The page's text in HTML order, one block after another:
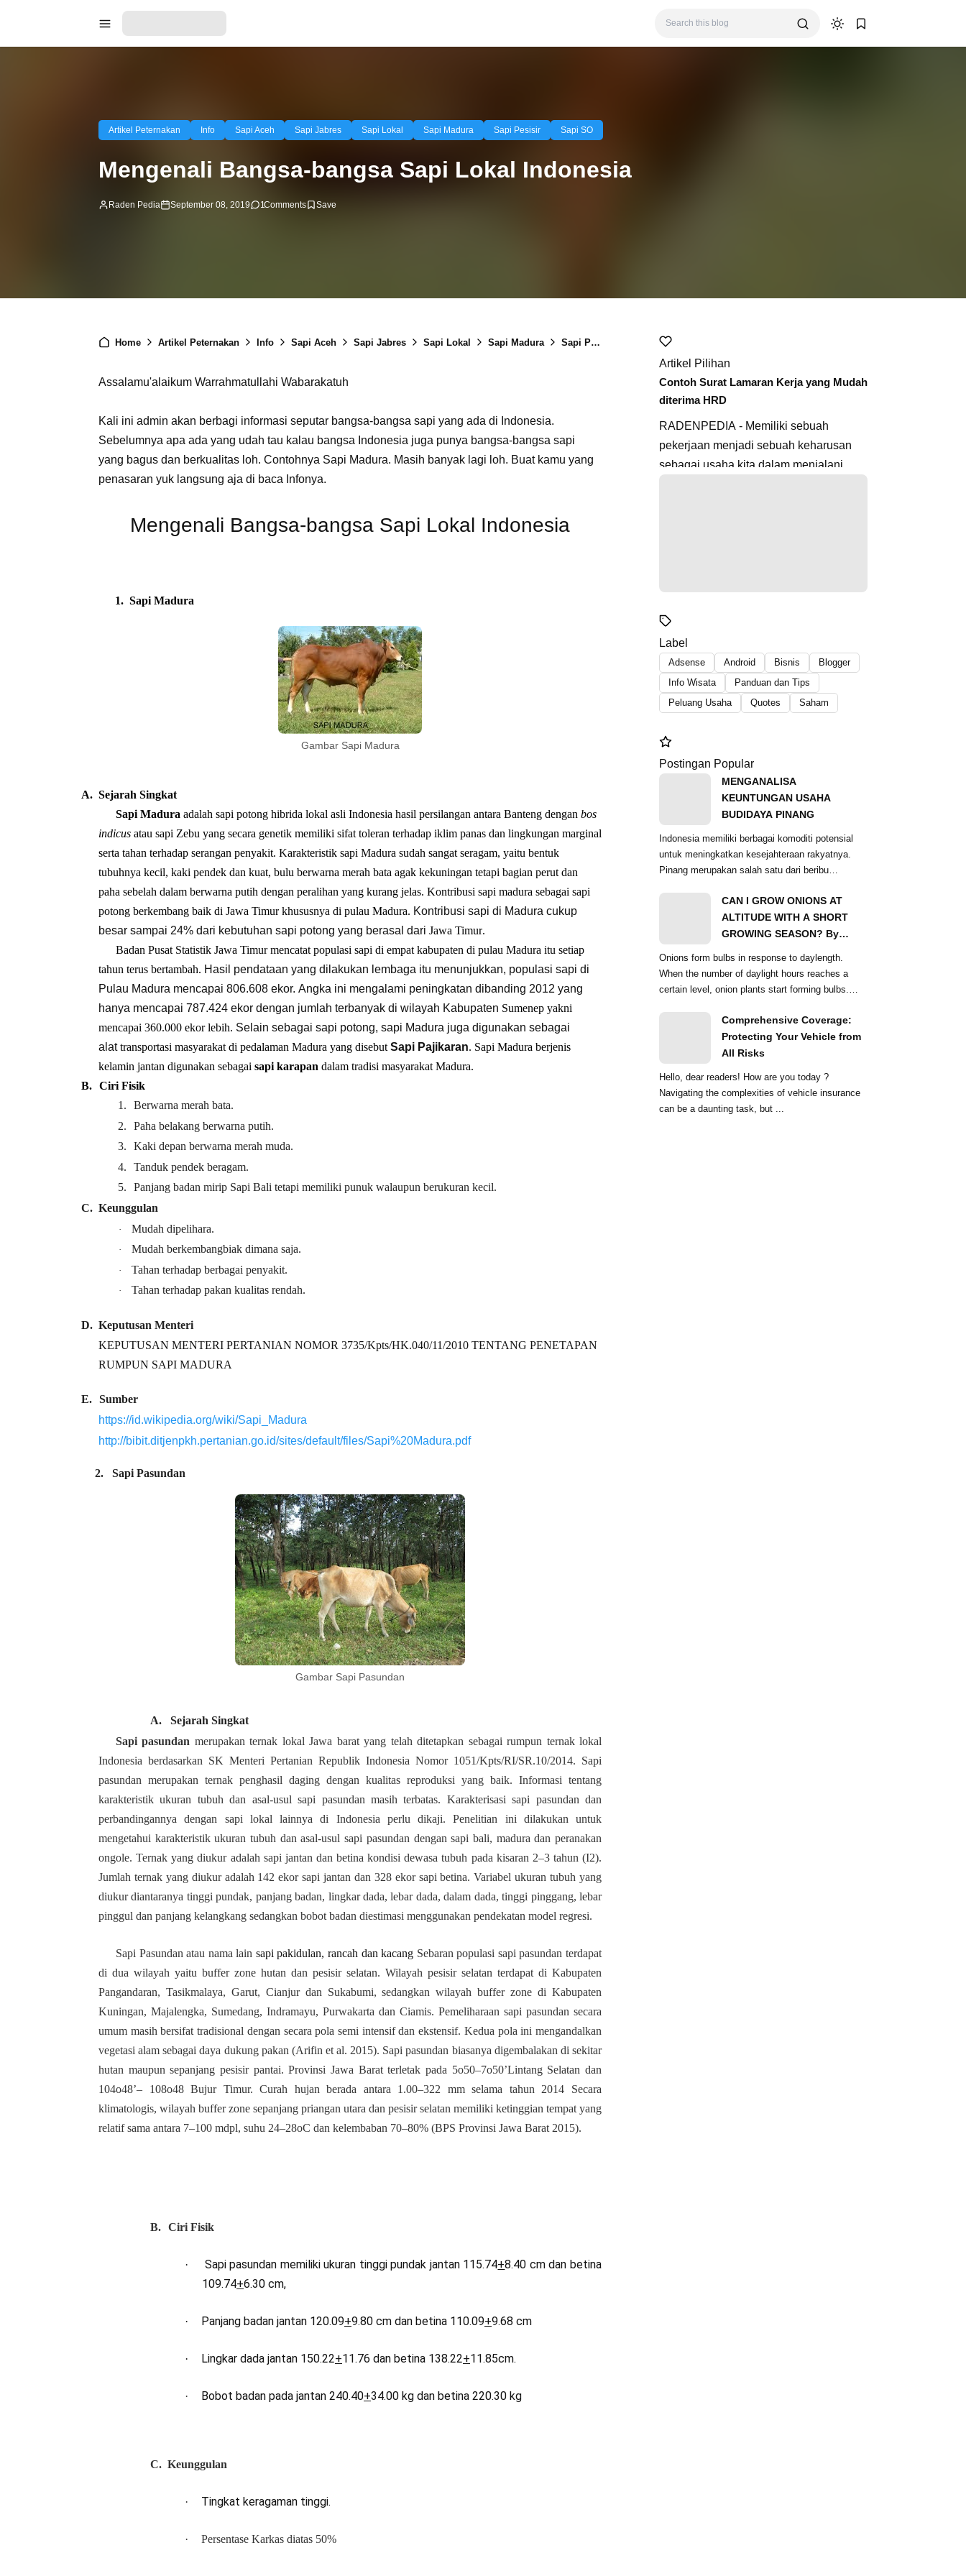
Artikel Peternakan Info Sapi Aceh Sapi Jabres Sapi Lokal Sapi Madura Sapi Pesisir Sapi SO
Mengenali Bangsa-bangsa Sapi Lokal Indonesia
Raden Pedia September 08, 2019 1Comments
Home Artikel Peternakan Info Sapi Aceh Sapi Jabres Sapi Lokal Sapi Madura Sapi Pesisir Sapi SO
Assalamu'alaikum Warrahmatullahi Wabarakatuh
Kali ini admin akan berbagi informasi seputar bangsa-bangsa sapi yang ada di Indonesia.
Sebelumnya apa ada yang udah tau kalau bangsa Indonesia juga punya bangsa-bangsa sapi
yang bagus dan berkualitas loh. Contohnya Sapi Madura. Masih banyak lagi loh. Buat kamu yang
penasaran yuk langsung aja di baca Infonya.
Mengenali Bangsa-bangsa Sapi Lokal Indonesia
1. Sapi Madura
Gambar Sapi Madura
A. Sejarah Singkat
Sapi Madura adalah sapi potong hibrida lokal asli Indonesia hasil persilangan antara Banteng dengan bos
indicus atau sapi Zebu yang secara genetik memiliki sifat toleran terhadap iklim panas dan lingkungan marginal
serta tahan terhadap serangan penyakit. Karakteristik sapi Madura sudah sangat seragam, yaitu bentuk
tubuhnya kecil, kaki pendek dan kuat, bulu berwarna merah bata agak kekuningan tetapi bagian perut dan
paha sebelah dalam berwarna putih dengan peralihan yang kurang jelas. Kontribusi sapi madura sebagai sapi
potong berkembang baik di Jawa Timur khususnya di pulau Madura. Kontribusi sapi di Madura cukup
besar sampai 24% dari kebutuhan sapi potong yang berasal dari Jawa Timur.
Badan Pusat Statistik Jawa Timur mencatat populasi sapi di empat kabupaten di pulau Madura itu setiap
tahun terus bertambah. Hasil pendataan yang dilakukan lembaga itu menunjukkan, populasi sapi di
Pulau Madura mencapai 806.608 ekor. Angka ini mengalami peningkatan dibanding 2012 yang
hanya mencapai 787.424 ekor dengan jumlah terbanyak di wilayah Kabupaten Sumenep yakni
mencapai 360.000 ekor lebih. Selain sebagai sapi potong, sapi Madura juga digunakan sebagai
alattransportasi masyarakat di pedalaman Madura yang disebut Sapi Pajikaran. Sapi Madura berjenis
kelamin jantan digunakan sebagai sapi karapan dalam tradisi masyarakat Madura.
B. Ciri Fisik
1.
Berwarna merah bata.
2.
Paha belakang berwarna putih.
3.
Kaki depan berwarna merah muda.
4.
Tanduk pendek beragam.
5.
Panjang badan mirip Sapi Bali tetapi memiliki punuk walaupun berukuran kecil.
C. Keunggulan
· Mudah dipelihara.
· Mudah berkembangbiak dimana saja.
· Tahan terhadap berbagai penyakit.
· Tahan terhadap pakan kualitas rendah.
D. Keputusan Menteri
KEPUTUSAN MENTERI PERTANIAN NOMOR 3735/Kpts/HK.040/11/2010 TENTANG PENETAPAN
RUMPUN SAPI MADURA
E. Sumber
https://id.wikipedia.org/wiki/Sapi_Madura
http://bibit.ditjenpkh.pertanian.go.id/sites/default/files/Sapi%20Madura.pdf
2. Sapi Pasundan
Gambar Sapi Pasundan
A.
Sejarah Singkat
Sapi pasundan merupakan ternak lokal Jawa barat yang telah ditetapkan sebagai rumpun ternak lokal
Indonesia berdasarkan SK Menteri Pertanian Republik Indonesia Nomor 1051/Kpts/RI/SR.10/2014. Sapi
pasundan merupakan ternak penghasil daging dengan kualitas reproduksi yang baik. Informasi tentang
karakteristik ukuran tubuh dan asal-usul sapi pasundan masih terbatas. Karakterisasi sapi pasundan dan
perbandingannya dengan sapi lokal lainnya di Indonesia perlu dikaji. Penelitian ini dilakukan untuk
mengetahui karakteristik ukuran tubuh dan asal-usul sapi pasundan dengan sapi bali, madura dan peranakan
ongole. Ternak yang diukur adalah sapi jantan dan betina kondisi dewasa tubuh pada kisaran 2–3 tahun (I2).
Jumlah ternak yang diukur adalah 142 ekor sapi jantan dan 328 ekor sapi betina. Variabel ukuran tubuh yang
diukur diantaranya tinggi pundak, panjang badan, lingkar dada, lebar dada, dalam dada, tinggi pinggang, lebar
pinggul dan panjang kelangkang sedangkan bobot badan diestimasi menggunakan pendekatan model regresi.
Sapi Pasundan atau namalain sapi pakidulan, rancah dan kacang Sebaran populasi sapi pasundan terdapat
di dua wilayah yaitu buffer zone hutan dan pesisir selatan. Wilayah pesisir selatan terdapat di Kabupaten
Pangandaran, Tasikmalaya, Garut, Cianjur dan Sukabumi, sedangkan wilayah buffer zone di Kabupaten
Kuningan, Majalengka, Sumedang, Indramayu, Purwakarta dan Ciamis. Pemeliharaan sapi pasundan secara
umum masih bersifat tradisional dengan secara pola semi intensif dan ekstensif. Kedua pola ini mengandalkan
vegetasi alam sebagai daya dukung pakan (Arifin et al. 2015). Sapi pasundan biasanya digembalakan di sekitar
hutan maupun sepanjang pesisir pantai. Provinsi Jawa Barat terletak pada 5o50–7o50’Lintang Selatan dan
104o48’– 108o48 Bujur Timur. Curah hujan berada antara 1.00–322 mm selama tahun 2014 Secara
klimatologis, wilayah buffer zone sepanjang priangan utara dan pesisir selatan memiliki ketinggian tempat yang
relatif sama antara 7–100 mdpl, suhu 24–28oC dan kelembaban 70–80% (BPS Provinsi Jawa Barat 2015).
B. Ciri Fisik
· Sapi pasundan memiliki ukuran tinggi pundak jantan 115.74+8.40 cm dan betina
109.74+6.30 cm,
· Panjang badan jantan 120.09+9.80 cm dan betina 110.09+9.68 cm
· Lingkar dada jantan 150.22+11.76 dan betina 138.22+11.85cm.
· Bobot badan pada jantan 240.40+34.00 kg dan betina 220.30 kg
C. Keunggulan
· Tingkat keragaman tinggi.
· Persentase Karkas diatas 50%
Artikel Pilihan
Contoh Surat Lamaran Kerja yang Mudah
diterima HRD
RADENPEDIA - Memiliki sebuah
pekerjaan menjadi sebuah keharusan
sebagai usaha kita dalam menjalani
Label
Adsense Android Bisnis
Blogger
Info Wisata
Panduan dan Tips
Peluang Usaha
Quotes Saham
Postingan Popular
MENGANALISA
KEUNTUNGAN USAHA
BUDIDAYA PINANG
Indonesia memiliki berbagai komoditi potensial
untuk meningkatkan kesejahteraan rakyatnya.
Pinang merupakan salah satu dari beribu
CAN I GROW ONIONS AT
ALTITUDE WITH A SHORT
GROWING SEASON? By
Onions form bulbs in response to daylength.
When the number of daylight hours reaches a
certain level, onion plants start forming bulbs.
Comprehensive Coverage:
Protecting Your Vehicle from
All Risks
Hello, dear readers! How are you today ?
Navigating the complexities of vehicle insurance
can be a daunting task, but ...